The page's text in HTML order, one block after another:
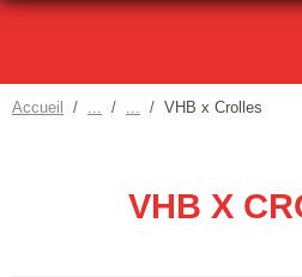
Accueil VHB x Crolles
VHB X